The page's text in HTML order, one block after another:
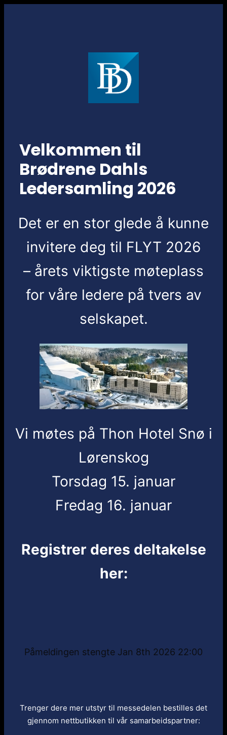
Velkommen til
Brødrene Dahls
Ledersamling 2026
Det er en stor glede å kunne
invitere deg til FLYT 2026
– årets viktigste møteplass
for våre ledere på tvers av
selskapet.
Vi møtes på Thon Hotel Snø i
Lørenskog
Torsdag 15. januar
Fredag 16. januar
Registrer deres deltakelse
her:
Påmeldingen stengte Jan 8th 2026 22:00
Trenger dere mer utstyr til messedelen bestilles det
gjennom nettbutikken til vår samarbeidspartner: